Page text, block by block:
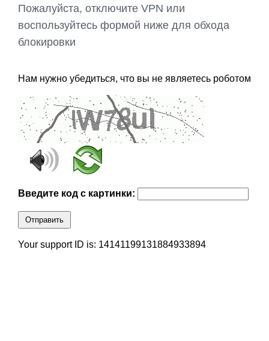
Пожалуйста, отключите VPN или
воспользуйтесь формой ниже для обхода
блокировки
Нам нужно убедиться, что вы не являетесь роботом
Введите код с картинки:
Отправить
Your support ID is: 14141199131884933894